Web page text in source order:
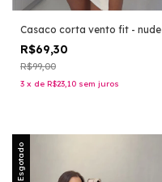
Casaco corta vento fit - nude
R$69,30
R$99,00
3 x de R$23,10 sem juros
Esgotado